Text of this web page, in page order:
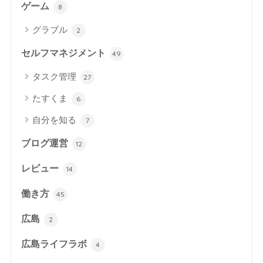
ゲーム 8
グラブル 2
セルフマネジメント 49
タスク管理 27
たすくま 6
自分を知る 7
ブログ運営 12
レビュー 14
働き方 45
広島 2
広島ライフラボ 4